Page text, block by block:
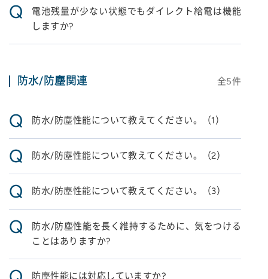
Q
電池残量が少ない状態でもダイレクト給電は機能
しますか?
防水/防塵関連 全5件
Q 防水/防塵性能について教えてください。（1）
Q 防水/防塵性能について教えてください。（2）
Q 防水/防塵性能について教えてください。（3）
Q
防水/防塵性能を長く維持するために、気をつける
ことはありますか?
防塵性能には対応していますか?